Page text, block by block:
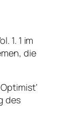
1. 1 im
die
des